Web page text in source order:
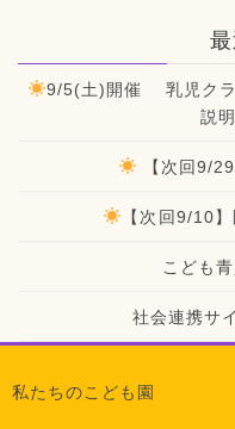
9/5(土)開催 乳児クラ
説
【次回9/
【次回9/10
こども
社会連携サ
私たちのこども園